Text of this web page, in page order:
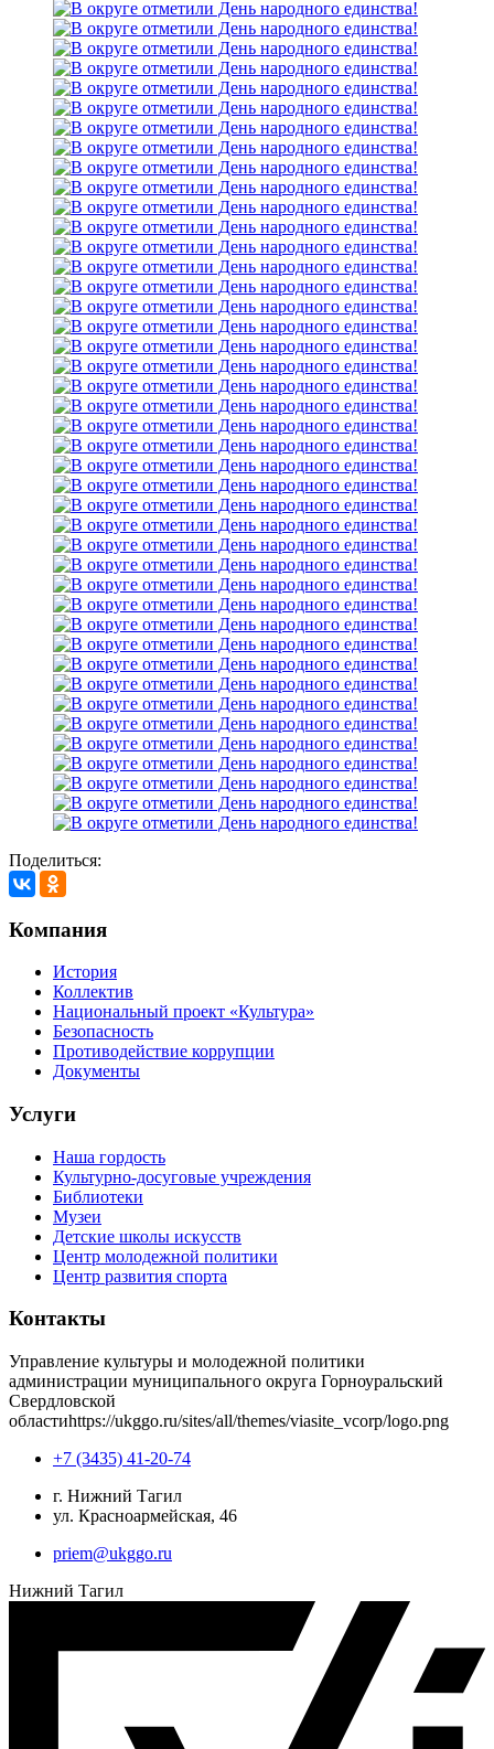
Поделиться:
Компания
История
Коллектив
Национальный проект «Культура»
Безопасность
Противодействие коррупции
Документы
Услуги
Наша гордость
Культурно-досуговые учреждения
Библиотеки
Музеи
Детские школы искусств
Центр молодежной политики
Центр развития спорта
Контакты
Управление культуры и молодежной политики
администрации муниципального округа Горноуральский
Свердловской
областиhttps://ukggo.ru/sites/all/themes/viasite_vcorp/logo.png
+7 (3435) 41-20-74
г. Нижний Тагил
ул. Красноармейская, 46
priem@ukggo.ru
Нижний Тагил